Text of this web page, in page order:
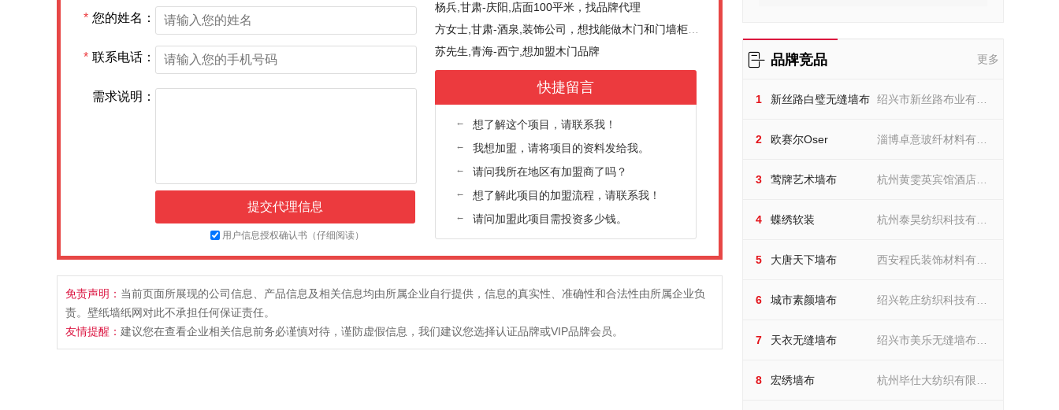
* 您的姓名：
* 联系电话：
需求说明：
用户信息授权确认书（仔细阅读）
张女士,山东-滨州,装修公司，找厂家合作
傅军明,浙江-舟山,装修公司，想找木门厂家合作。
王女士,山东-临沂,想找厂家合作拿货
刘女士,江西-宜春,目前做全屋定制，想找合适的木门牌代理。可以直接加微信
赵先生,山西-大同,设计工作室，找厂家合作。觉得慕友的产品质量不错。
快捷留言
← 想了解这个项目，请联系我！
← 我想加盟，请将项目的资料发给我。
← 请问我所在地区有加盟商了吗？
← 想了解此项目的加盟流程，请联系我！
← 请问加盟此项目需投资多少钱。
免责声明： 当前页面所展现的公司信息、产品信息及相关信息均由所属企业自行提供，信息的真实性、准确性和合法性由所属企业负
责。壁纸墙纸网对此不承担任何保证责任。
友情提醒： 建议您在查看企业相关信息前务必谨慎对待，谨防虚假信息，我们建议您选择认证品牌或VIP品牌会员。
品牌竞品 更多
1 新丝路白璧无缝墙布 绍兴市新丝路布业有限
公司
绍兴市新丝路布业有限公司
2 欧赛尔Oser 淄博卓意玻纤材料有限
公司
淄博卓意玻纤材料有限公司
3 莺牌艺术墙布 杭州黄雯英宾馆酒店用
品有限公司
杭州黄雯英宾馆酒店用品有
4
蝶绣软装 杭州泰昊纺织科技有限
公司
杭州泰昊纺织科技有限公司
5 大唐天下墙布 西安程氏装饰材料有限
公司
西安程氏装饰材料有限公司
6 城市素颜墙布 绍兴乾庄纺织科技有限
公司
绍兴乾庄纺织科技有限公司
7 天衣无缝墙布 绍兴市美乐无缝墙布有
限公司
绍兴市美乐无缝墙布有限公
8
宏绣墙布 杭州毕仕大纺织有限公
杭州毕仕大纺织有限公司